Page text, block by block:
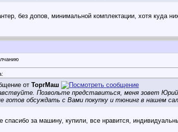
без допов, минимальной комплектации, хотя куда
от ТоргМаш
Позвольте представиться, меня зовет
готов обсуждать с Вами покупку и тюнинг в нашем
спасибо за машину, купили, все нравится,